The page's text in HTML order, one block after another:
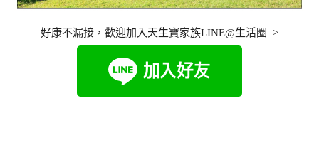
好康不漏接，歡迎加入天生寶家族LINE@生活圈=>